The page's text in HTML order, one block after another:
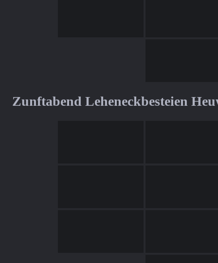
Zunftabend Leheneckbesteien